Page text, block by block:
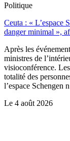
Politique
Ceuta : « L’espace
danger minimal »,
Après les
ministres de
visioconférence.
totalité des
l’espace Schengen
Le 4 août 2026